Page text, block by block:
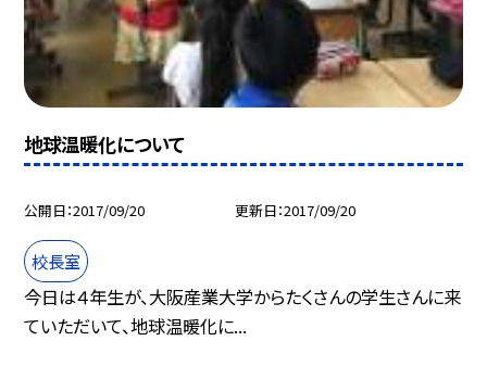
地球温暖化について
公開日 2017/09/20 更新日 2017/09/20
校長室
今日は４年生が、大阪産業大学からたくさんの学生さんに来
ていただいて、地球温暖化に...